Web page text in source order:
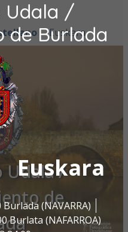
Udala /
de Burlada
Euskara
(NAVARRA)
Burlata (NAFARROA)
Euskara
Udala /
de